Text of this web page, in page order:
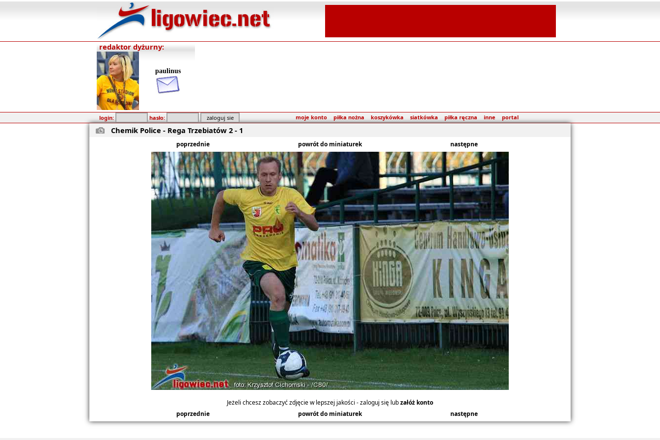
redaktor dyżurny:
paulinus
login: hasło: moje konto piłka nożna koszykówka siatkówka piłka ręczna inne portal
Chemik Police - Rega Trzebiatów 2 - 1
poprzednie powrót do miniaturek następne
Jeżeli chcesz zobaczyć zdjęcie w lepszej jakości - zaloguj się lubzałóż konto
poprzednie
powrót do miniaturek następne